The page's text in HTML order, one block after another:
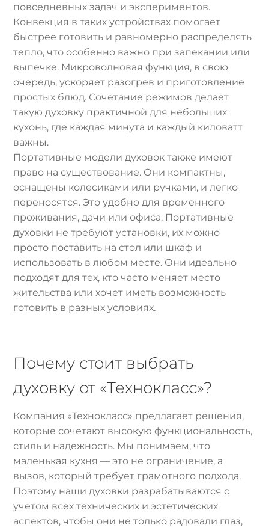
повседневных задач и экспериментов.
Конвекция в таких устройствах помогает
быстрее готовить и равномерно распределять
тепло, что особенно важно при запекании или
выпечке. Микроволновая функция, в свою
очередь, ускоряет разогрев и приготовление
простых блюд. Сочетание режимов делает
такую духовку практичной для небольших
кухонь, где каждая минута и каждый киловатт
важны.
Портативные модели духовок также имеют
право на существование. Они компактны,
оснащены колесиками или ручками, и легко
переносятся. Это удобно для временного
проживания, дачи или офиса. Портативные
духовки не требуют установки, их можно
просто поставить на стол или шкаф и
использовать в любом месте. Они идеально
подходят для тех, кто часто меняет место
жительства или хочет иметь возможность
готовить в разных условиях.
Почему стоит выбрать
духовку от «Технокласс»?
Компания «Технокласс» предлагает решения,
которые сочетают высокую функциональность,
стиль и надежность. Мы понимаем, что
маленькая кухня — это не ограничение, а
вызов, который требует грамотного подхода.
Поэтому наши духовки разрабатываются с
учетом всех технических и эстетических
аспектов, чтобы они не только радовали глаз,